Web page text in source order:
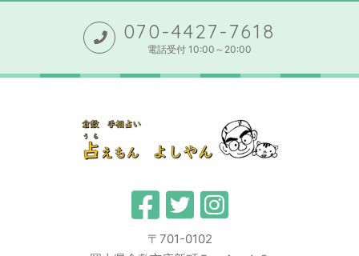
070-4427-7618
電話受付 10:00～20:00
〒701-0102